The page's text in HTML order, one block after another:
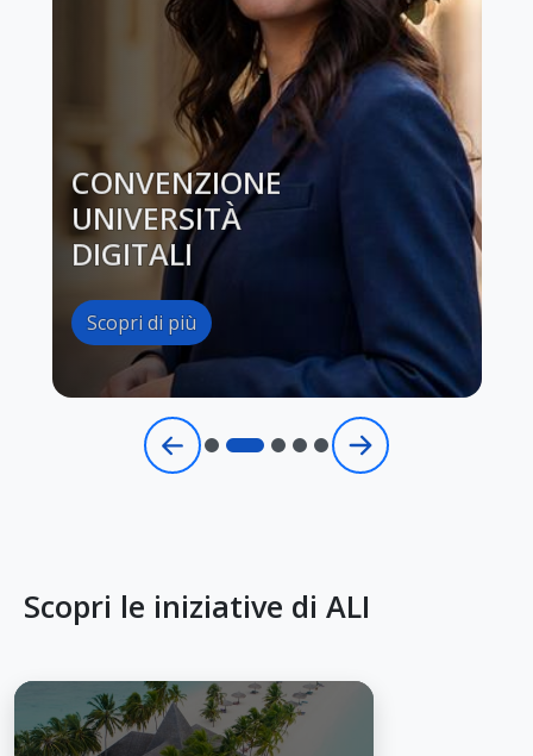
CONVENZIONE
UNIVERSITÀ
DIGITALI
Scopri di più
Scopri le iniziative di ALI